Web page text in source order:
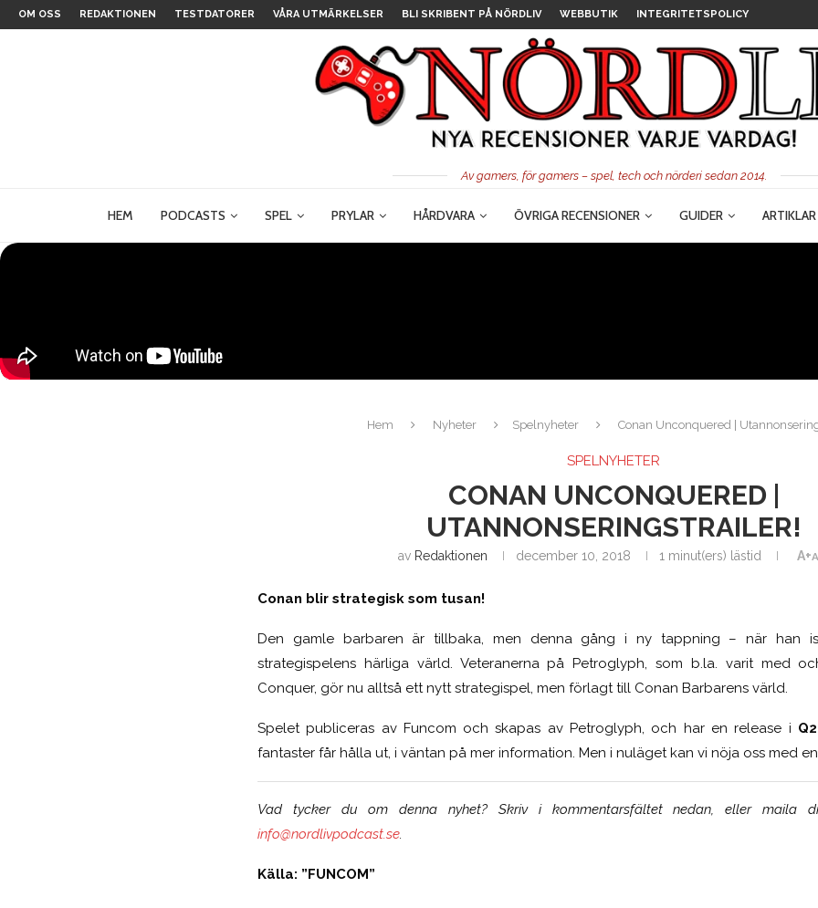
OM OSS REDAKTIONEN TESTDATORER VÅRA UTMÄRKELSER BLI SKRIBENT PÅ NÖRDLIV WEBBUTIK INTEGRITETSPOLICY
Av gamers, för gamers – spel, tech och nörderi sedan 2014.
HEM PODCASTS SPEL PRYLAR HÅRDVARA ÖVRIGA RECENSIONER GUIDER ARTIKLAR
Hem Nyheter Spelnyheter Conan Unconquered |
SPELNYHETER
CONAN UNCONQUERED |
UTANNONSERINGSTRAILER!
av Redaktionen december 10, 2018 1 minut(ers) lästid A+
Conan blir strategisk som tusan!
Den gamle barbaren är tillbaka, men denna gång i ny tappning – när han
strategispelens härliga värld. Veteranerna på Petroglyph, som b.la. varit med
Conquer, gör nu alltså ett nytt strategispel, men förlagt till Conan Barbarens värld.
Spelet publiceras av Funcom och skapas av Petroglyph, och har en release i
fantaster får hålla ut, i väntan på mer information. Men i nuläget kan vi nöja oss med
Vad tycker du om denna nyhet? Skriv i kommentarsfältet nedan, eller maila
info@nordlivpodcast.se.
Källa: ”FUNCOM”